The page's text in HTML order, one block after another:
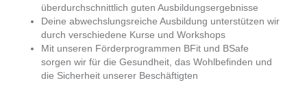
überdurchschnittlich guten Ausbildungsergebnisse
Deine abwechslungsreiche Ausbildung unterstützen wir
durch verschiedene Kurse und Workshops
Mit unseren Förderprogrammen BFit und BSafe
sorgen wir für die Gesundheit, das Wohlbefinden und
die Sicherheit unserer Beschäftigten